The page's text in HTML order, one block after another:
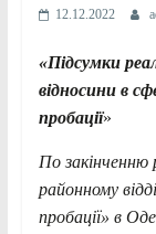
12.12.2022
«Підсумки
відносини в
пробації»
По закінченню
районному
пробації» в